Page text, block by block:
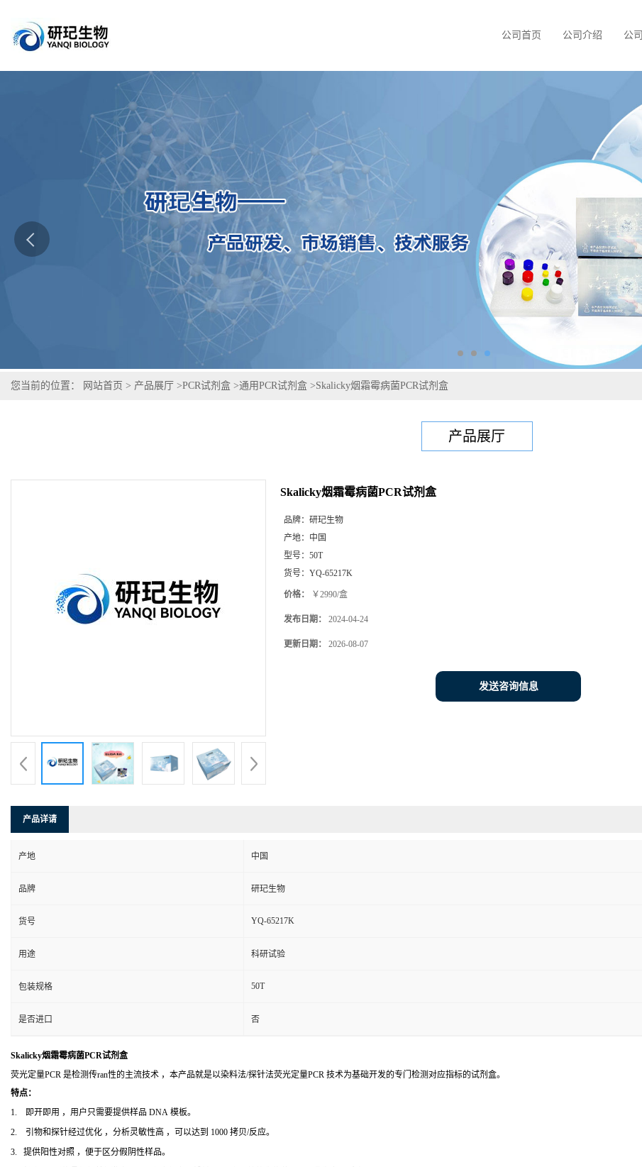
公司首页 公司介绍 公
您当前的位置： 网站首页 > 产品展厅 >PCR试剂盒 >通用PCR试剂盒 >Skalicky烟霜霉病菌PCR试剂盒
产品展厅
Skalicky烟霜霉病菌PCR试剂盒
品牌： 研玘生物
产地： 中国
型号： 50T
货号： YQ-65217K
价格： ￥2990/盒
发布日期： 2024-04-24
更新日期： 2026-08-07
发送咨询信息
产品详请
产地 中国
品牌 研玘生物
货号 YQ-65217K
用途 科研试验
包装规格 50T
是否进口 否
Skalicky烟霜霉病菌PCR试剂盒
荧光定量PCR 是检测传ran性的主流技术 ，本产品就是以染料法/探针法荧光定量PCR 技术为基础开发的专门检测对应指标的试剂盒。
特点：
1. 即开即用 ，用户只需要提供样品 DNA 模板。
2. 引物和探针经过优化 ，分析灵敏性高 ，可以达到 1000 拷贝/反应。
3. 提供阳性对照 ，便于区分假阴性样品。